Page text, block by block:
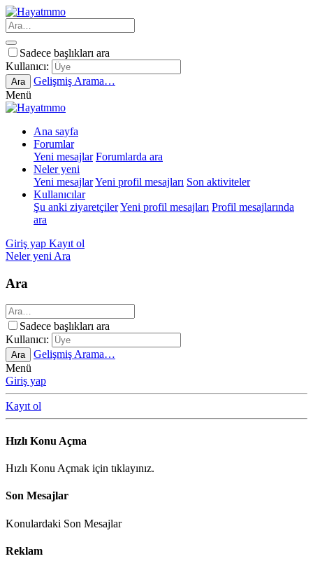
Sadece başlıkları ara
Kullanıcı:
Ara
Gelişmiş Arama…
Menü
Ana sayfa
Forumlar
Yeni mesajlar Forumlarda ara
Neler yeni
Yeni mesajlarYeni profil mesajları Son aktiviteler
Kullanıcılar
Şu anki ziyaretçilerYeni profil mesajları Profil mesajlarında
ara
Giriş yap Kayıt ol
Neler yeni Ara
Ara
Sadece başlıkları ara
Kullanıcı:
Ara
Gelişmiş Arama…
Menü
Giriş yap
Kayıt ol
Hızlı Konu Açma
Hızlı Konu Açmak için tıklayınız.
Son Mesajlar
Konulardaki Son Mesajlar
Reklam